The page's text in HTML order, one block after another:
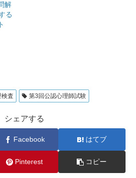
解
る
検査 第3回公認心理師試験
シェアする
Facebook はてブ
Pinterest コピー